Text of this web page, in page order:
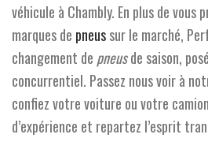
véhicule à Chambly. En plus de vous
marques de pneussur le marché,
changement de pneusde saison,
concurrentiel. Passez nous voir à
confiez votre voiture ou votre
d’expérience et repartez l’esprit